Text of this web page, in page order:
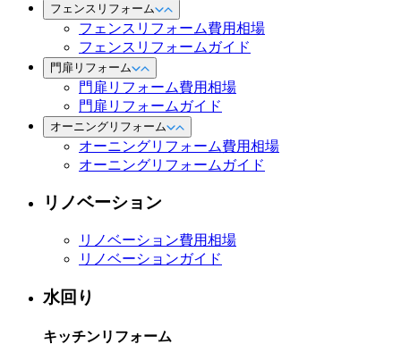
フェンスリフォーム
フェンスリフォーム費用相場
フェンスリフォームガイド
門扉リフォーム
門扉リフォーム費用相場
門扉リフォームガイド
オーニングリフォーム
オーニングリフォーム費用相場
オーニングリフォームガイド
リノベーション
リノベーション費用相場
リノベーションガイド
水回り
キッチンリフォーム